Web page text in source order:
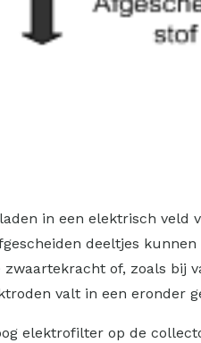
in een elektrisch
deeltjes
of, zoals
valt in een eronder
elektrofilter op de